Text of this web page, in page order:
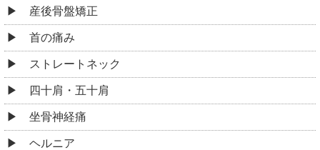
産後骨盤矯正
首の痛み
ストレートネック
四十肩・五十肩
坐骨神経痛
ヘルニア